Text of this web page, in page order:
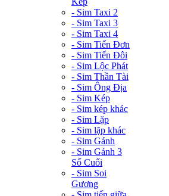
- Sim Taxi 2
- Sim Taxi 3
- Sim Taxi 4
- Sim Tiến Đơn
- Sim Tiến Đôi
- Sim Lộc Phát
- Sim Thần Tài
- Sim Ông Địa
- Sim Kép
- Sim kép khác
- Sim Lặp
- Sim lặp khác
- Sim Gánh
- Sim Gánh 3
Số Cuối
- Sim Soi
Gương